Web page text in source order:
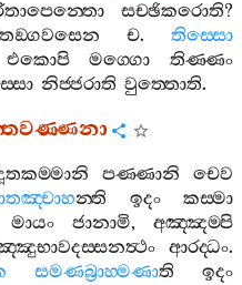
සච‍්ඡිකරොති?
ච. තිස‍්සො
එකොපි මග‍්ගො
තිණ‍්ණං
නිජ‍්ජරාති වුත‍්තොති.
පණ‍්ණානි
චෙව
න‍්ති ඉදං
කස‍්මා
මායං ජානාමි, අඤ‍්ඤම‍්පි
ආරද‍්ධං.
සමණබ්‍රාහ‍්මණාති
ඉදං